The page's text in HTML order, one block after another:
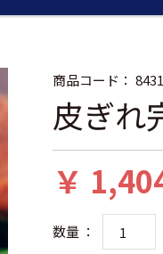
商品コード： 8431
皮ぎれ
￥
数量 ：